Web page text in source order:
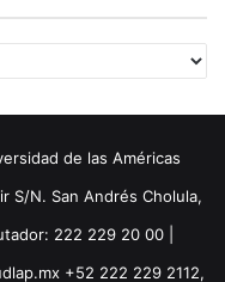
de las Américas
S/N. San Andrés Cholula,
222 229 20 00 |
+52 222 229 2112,